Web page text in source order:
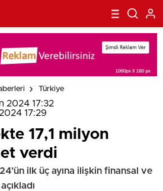
Türkiye
2024 17:32
17:29
17,1 milyon
verdi
ilk üç ayına ilişkin finansal ve